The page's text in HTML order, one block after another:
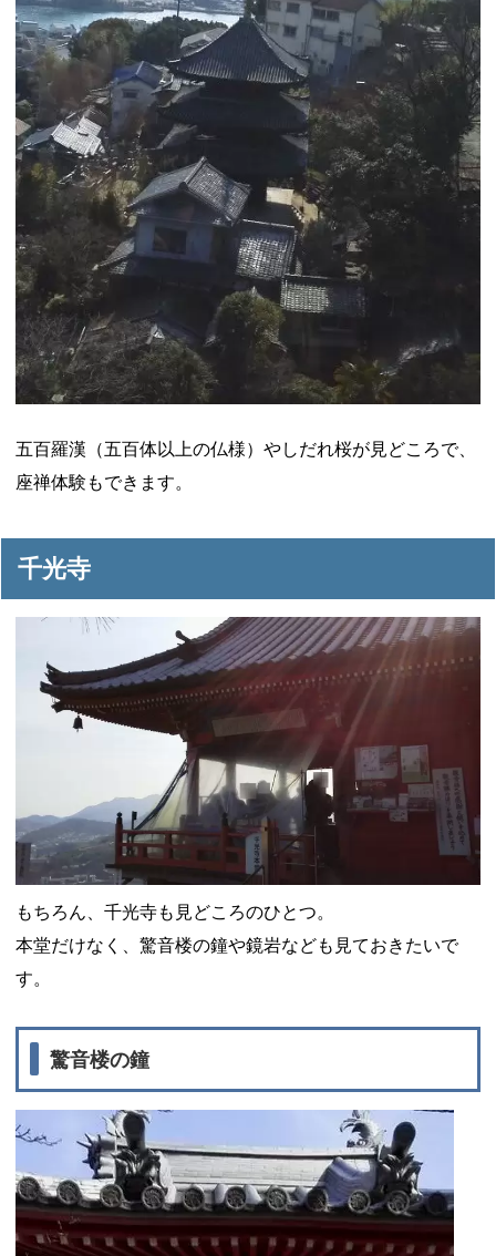
五百羅漢（五百体以上の仏様）やしだれ桜が見どころで、
座禅体験もできます。
千光寺
もちろん、千光寺も見どころのひとつ。
本堂だけなく、驚音楼の鐘や鏡岩なども見ておきたいで
す。
驚音楼の鐘